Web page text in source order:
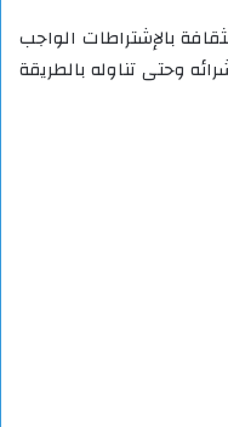
بالإشتراطات الواجب
وحتى تناوله بالطريقة